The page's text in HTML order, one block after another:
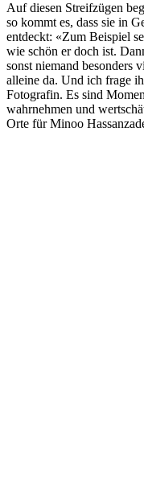
Auf diesen Streifzügen
so kommt es, dass sie in
entdeckt: «Zum Beispiel
wie schön er doch ist.
sonst niemand besonders
alleine da. Und ich frage
Fotografin. Es sind
wahrnehmen und
Orte für Minoo